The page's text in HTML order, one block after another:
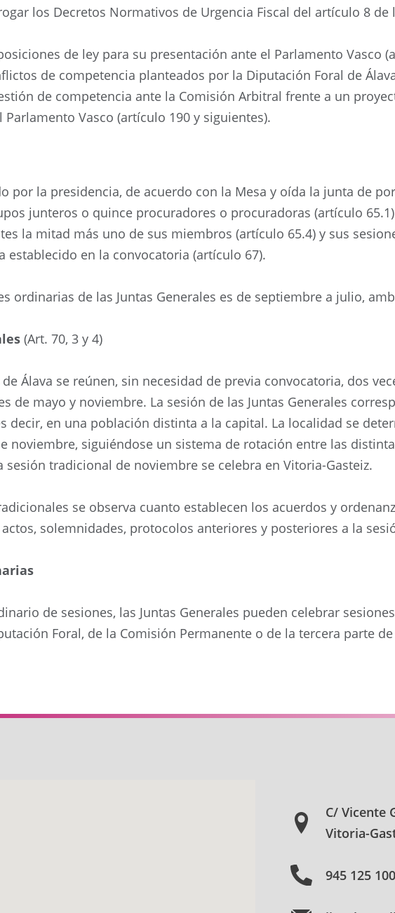
los Decretos Normativos de Urgencia Fiscal del artículo 8
de ley para su presentación ante el Parlamento Vasco
de competencia planteados por la Diputación Foral de
de competencia ante la Comisión Arbitral frente a un
Vasco (artículo 190 y siguientes).
por la presidencia, de acuerdo con la Mesa y oída la junta de
junteros o quince procuradores o procuradoras (artículo
la mitad más uno de sus miembros (artículo 65.4) y sus
establecido en la convocatoria (artículo 67).
ordinarias de las Juntas Generales es de septiembre a julio,
(Art. 70, 3 y 4)
de Álava se reúnen, sin necesidad de previa convocatoria, dos
de mayo y noviembre. La sesión de las Juntas Generales
decir, en una población distinta a la capital. La localidad se
noviembre, siguiéndose un sistema de rotación entre las
sesión tradicional de noviembre se celebra en Vitoria-Gasteiz.
se observa cuanto establecen los acuerdos y
solemnidades, protocolos anteriores y posteriores a la
de sesiones, las Juntas Generales pueden celebrar
Foral, de la Comisión Permanente o de la tercera parte
C/ Vicente
Vitoria-
945 125 100